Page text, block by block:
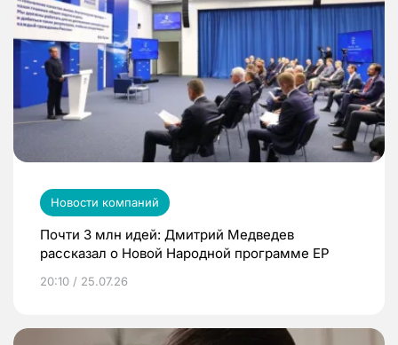
Новости компаний
Почти 3 млн идей: Дмитрий Медведев
рассказал о Новой Народной программе ЕР
20:10 / 25.07.26